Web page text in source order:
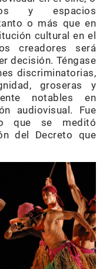
y espacios
o más que en
cultural en el
creadores será
decisión. Téngase
discriminatorias,
groseras y
notables en
audiovisual. Fue
que se meditó
del Decreto que